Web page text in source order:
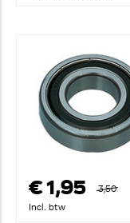
€ 1,95
3,50
Incl. btw